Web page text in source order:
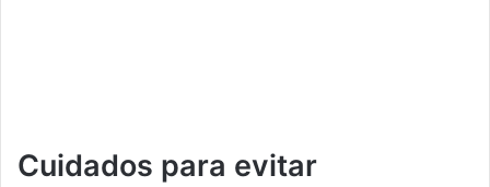
Cuidados para evitar